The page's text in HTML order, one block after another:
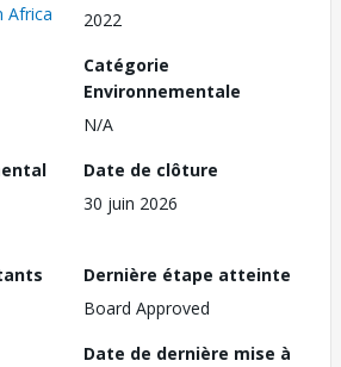
Africa
2022
Catégorie
Environnementale
N/A
Date de clôture
30 juin 2026
Dernière étape atteinte
Board Approved
Date de dernière mise à